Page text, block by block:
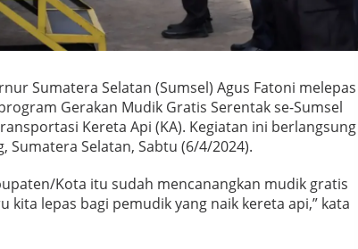
Sumatera Selatan (Sumsel) Agus Fatoni melepas
Gerakan Mudik Gratis Serentak se-Sumsel
Kereta Api (KA). Kegiatan ini berlangsung
Sumatera Selatan, Sabtu (6/4/2024).
Kota itu sudah mencanangkan mudik gratis
kita lepas bagi pemudik yang naik kereta api,” kata